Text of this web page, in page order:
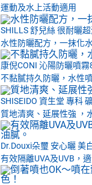
運動及水上活動適用
SHILLS 舒兒絲 很耐曬
水性防曬配方，一抹化
康倪CONI 沁陽防曬噴霧
不黏膩持久防曬，水性
SHISEIDO 資生堂 專科
質地清爽、延展性強 ，
Dr.Douxi朵璽 安心曬 美
有效隔離UVA及UVB，